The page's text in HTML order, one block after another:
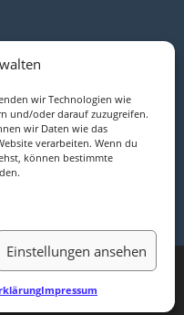
wir Technologien wie
und/oder darauf zuzugreifen.
wir Daten wie das
verarbeiten. Wenn du
können bestimmte
Einstellungen ansehen
Impressum